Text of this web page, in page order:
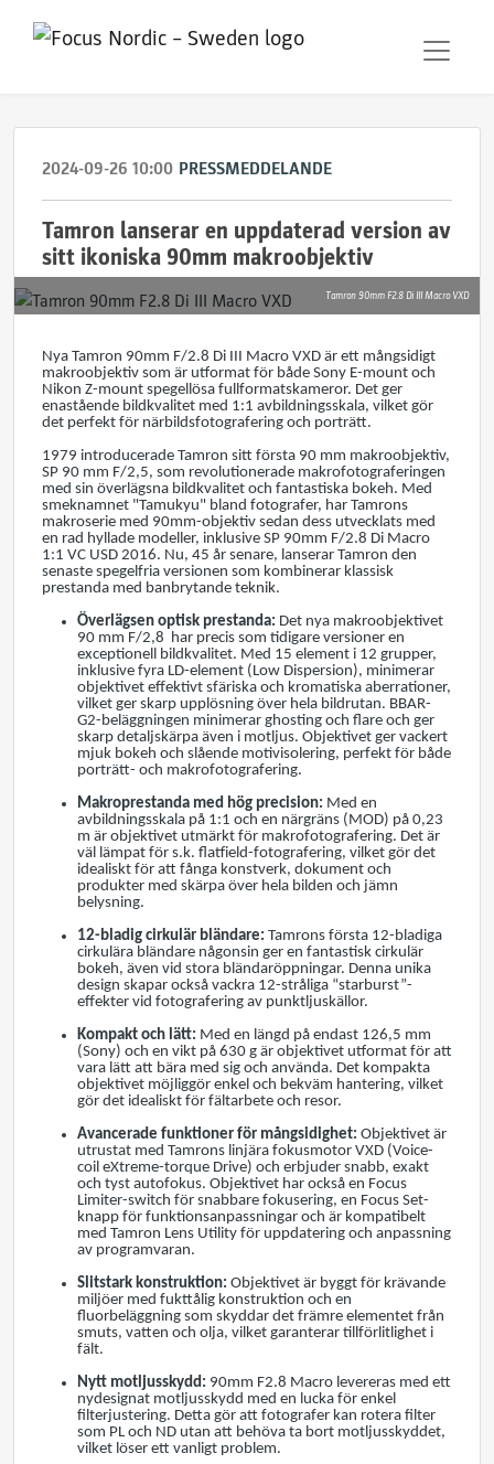
2024-09-26 10:00 PRESSMEDDELANDE
Tamron lanserar en uppdaterad version av
sitt ikoniska 90mm makroobjektiv
Tamron 90mm F2.8 Di III Macro VXD
Nya Tamron 90mm F/2.8 Di III Macro VXD är ett mångsidigt
makroobjektiv som är utformat för både Sony E-mount och
Nikon Z-mount spegellösa fullformatskameror. Det ger
enastående bildkvalitet med 1:1 avbildningsskala, vilket gör
det perfekt för närbildsfotografering och porträtt.
1979 introducerade Tamron sitt första 90 mm makroobjektiv,
SP 90 mm F/2,5, som revolutionerade makrofotograferingen
med sin överlägsna bildkvalitet och fantastiska bokeh. Med
smeknamnet "Tamukyu" bland fotografer, har Tamrons
makroserie med 90mm-objektiv sedan dess utvecklats med
en rad hyllade modeller, inklusive SP 90mm F/2.8 Di Macro
1:1 VC USD 2016. Nu, 45 år senare, lanserar Tamron den
senaste spegelfria versionen som kombinerar klassisk
prestanda med banbrytande teknik.
Överlägsen optisk prestanda: Det nya makroobjektivet
90 mm F/2,8 har precis som tidigare versioner en
exceptionell bildkvalitet. Med 15 element i 12 grupper,
inklusive fyra LD-element (Low Dispersion), minimerar
objektivet effektivt sfäriska och kromatiska aberrationer,
vilket ger skarp upplösning över hela bildrutan. BBAR-
G2-beläggningen minimerar ghosting och flare och ger
skarp detaljskärpa även i motljus. Objektivet ger vackert
mjuk bokeh och slående motivisolering, perfekt för både
porträtt- och makrofotografering.
Makroprestanda med hög precision: Med en
avbildningsskala på 1:1 och en närgräns (MOD) på 0,23
m är objektivet utmärkt för makrofotografering. Det är
väl lämpat för s.k. flatfield-fotografering, vilket gör det
idealiskt för att fånga konstverk, dokument och
produkter med skärpa över hela bilden och jämn
belysning.
12-bladig cirkulär bländare: Tamrons första 12-bladiga
cirkulära bländare någonsin ger en fantastisk cirkulär
bokeh, även vid stora bländaröppningar. Denna unika
design skapar också vackra 12-stråliga “starburst”-
effekter vid fotografering av punktljuskällor.
Kompakt och lätt: Med en längd på endast 126,5 mm
(Sony) och en vikt på 630 g är objektivet utformat för att
vara lätt att bära med sig och använda. Det kompakta
objektivet möjliggör enkel och bekväm hantering, vilket
gör det idealiskt för fältarbete och resor.
Avancerade funktioner för mångsidighet: Objektivet är
utrustat med Tamrons linjära fokusmotor VXD (Voice-
coil eXtreme-torque Drive) och erbjuder snabb, exakt
och tyst autofokus. Objektivet har också en Focus
Limiter-switch för snabbare fokusering, en Focus Set-
knapp för funktionsanpassningar och är kompatibelt
med Tamron Lens Utility för uppdatering och anpassning
av programvaran.
Slitstark konstruktion: Objektivet är byggt för krävande
miljöer med fukttålig konstruktion och en
fluorbeläggning som skyddar det främre elementet från
smuts, vatten och olja, vilket garanterar tillförlitlighet i
fält.
Nytt motljusskydd: 90mm F2.8 Macro levereras med ett
nydesignat motljusskydd med en lucka för enkel
filterjustering. Detta gör att fotografer kan rotera filter
som PL och ND utan att behöva ta bort motljusskyddet,
vilket löser ett vanligt problem.